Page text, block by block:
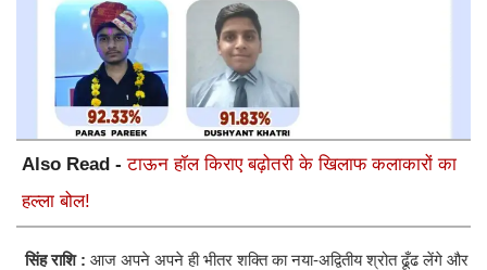
Also Read -टाऊन हॉल किराए बढ़ोतरी के खिलाफ कलाकारों का
हल्ला बोल!
सिंह राशि : आज अपने अपने ही भीतर शक्ति का नया-अद्वितीय श्रोत ढूँढ लेंगे और